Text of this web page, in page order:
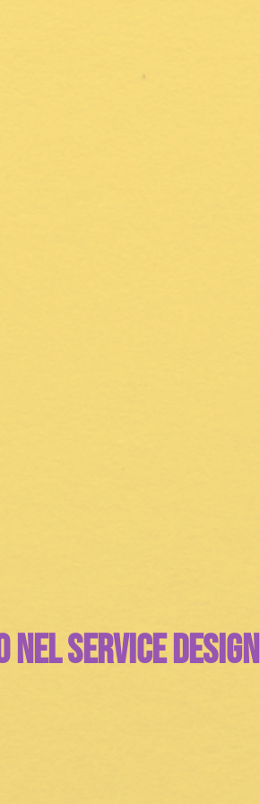
Service Design